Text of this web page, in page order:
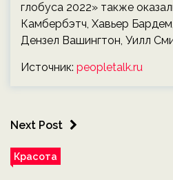
глобуса 2022» также
Камбербэтч, Хавьер
Дензел Вашингтон, Уилл
Источник: peopletalk.ru
Next Post
Красота